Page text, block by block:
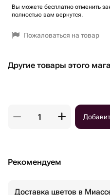
Вы можете бесплатно отменить
полностью вам вернутся.
Пожаловаться на товар
Другие товары этого
Рекомендуем
Доставка цветов в